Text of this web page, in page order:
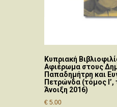
Κυπριακή
Αφιέρωμα στους
Παπαδημήτρη και
Πετρώνδα (τόμος Ι’,
Άνοιξη 2016)
€ 5.00